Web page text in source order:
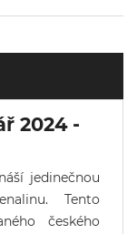
2024 -
jedinečnou
Tento
českého